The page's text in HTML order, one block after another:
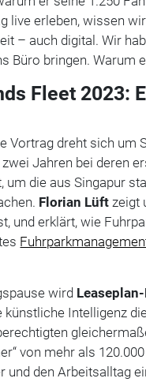
live erleben, wissen
– auch digital. Wir
Büro bringen. Warum
Fleet 2023:
Vortrag dreht sich um
Jahren bei deren
um die aus Singapur
Florian Lüft zeigt
und erklärt, wie
wird
künstliche Intelligenz
von mehr als
und den Arbeitsalltag